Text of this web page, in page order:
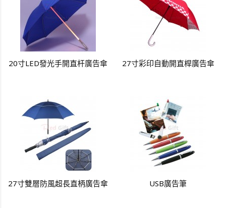
20寸LED發光手開直杆廣告傘 27寸彩印自動開直桿廣告傘
27寸雙層防風超長直柄廣告傘 USB廣告筆